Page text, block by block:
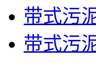
带式污
带式污